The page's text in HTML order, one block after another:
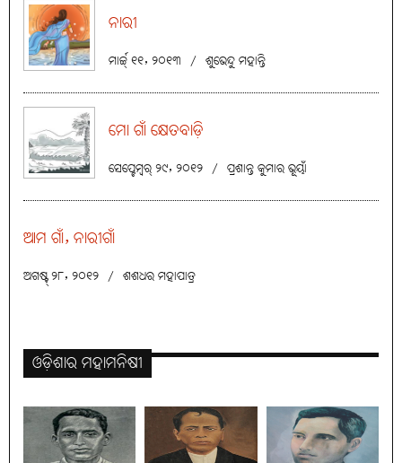
ନାରୀ
ମାର୍ଚ୍ଚ୍ ୧୧, ୨୦୧୩ / ଶୁଭେନ୍ଦୁ ମହାନ୍ତି
ମୋ ଗାଁ କ୍ଷେତବାଡ଼ି
ସେପ୍ଟେମ୍ବର୍ ୨୯, ୨୦୧୨ / ପ୍ରଶାନ୍ତ କୁମାର ଭୂୟାଁ
ଆମ ଗାଁ, ନାରୀଗାଁ
ଅଗଷ୍ଟ୍ ୨୮, ୨୦୧୨ / ଶଶଧର ମହାପାତ୍ର
ଓଡ଼ିଶାର ମହାମନିଷୀ